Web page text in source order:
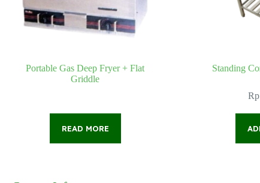
Portable Gas Deep Fryer + Flat
Griddle
READ MORE
Standing
Rp